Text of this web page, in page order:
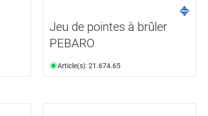
Jeu de pointes à brûler
PEBARO
Article(s): 21.674.65